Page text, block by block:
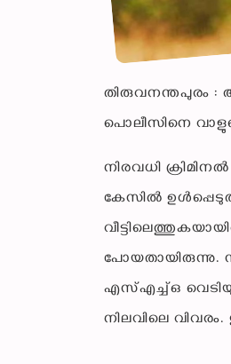
തിരുവനന്തപുരം :
പൊലീസിനെ
നിരവധി
കേസിൽ
പോയതായിരുന്നു.
എസ്എച്ച്ഒ
നിലവിലെ